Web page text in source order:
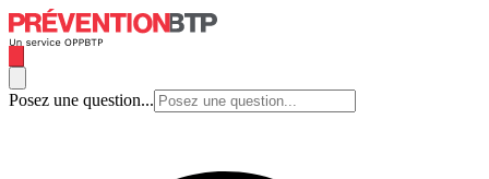
Posez une question...